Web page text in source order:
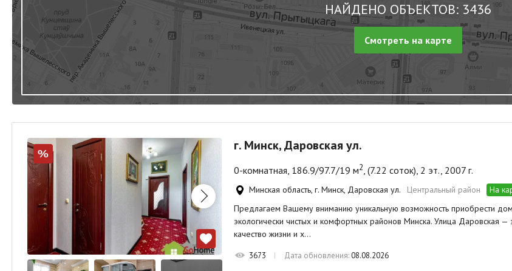
НАЙДЕНО ОБЪЕКТОВ: 3436
Смотреть на карте
%
г. Минск, Даровская ул.
0-комнатная, 186.9/97.7/19 м2 , (7.22 соток), 2 эт., 2007 г.
Минская область, г. Минск, Даровская ул. Центральный район
На
Предлагаем Вашему вниманию уникальную возможность приобрести
экологически чистых и комфортных районов Минска. Улица Даровская —
качество жизни и х…
3673 Дата обновления:08.08.2026